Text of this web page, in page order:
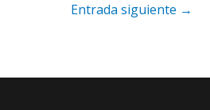
Entrada siguiente →